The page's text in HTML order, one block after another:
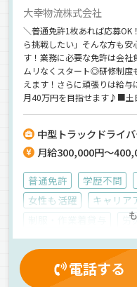
大幸物流株式会社
＼普通免許1枚あれば応募
ら挑戦したい」そんな方も
す！業務に必要な免許は会
ムリなくスタート◎研修制度
えます！さらに頑張りは給
月40万円を目指せます♪■土
た方はぜひご応募くださいね
中型トラックドライ
月給300,000円～
普通免許 学歴不問
女性も活躍
キャリア
大型連休
休日出勤割
能率評価
健康保険
厚生年金
資格取得制度
電話する